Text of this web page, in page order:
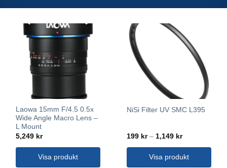
Laowa 15mm F/4.5 0.5x
Wide Angle Macro Lens –
L Mount
5,249 kr
Visa produkt
NiSi Filter UV SMC L395
199 kr – 1,149 krPrisintervall:
till
1,149 kr
Visa produkt